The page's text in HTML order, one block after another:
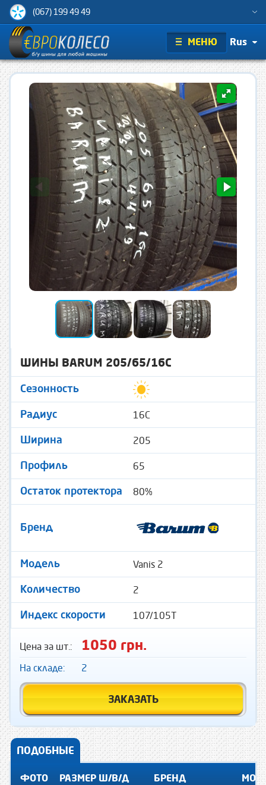
(067) 199 49 49
МЕНЮ Rus
ШИНЫ BARUM 205/65/16C
Сезонность
Радиус 16C
Ширина 205
Профиль 65
Остаток протектора 80%
Бренд
Модель Vanis 2
Количество 2
Индекс скорости 107/105T
Цена за шт.: 1050 грн.
На складе: 2
ЗАКАЗАТЬ
ПОДОБНЫЕ
ФОТО РАЗМЕР Ш/В/Д БРЕНД